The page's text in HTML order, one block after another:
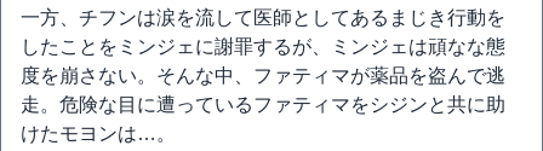
一方、チフンは涙を流して医師としてあるまじき行動を
したことをミンジェに謝罪するが、ミンジェは頑なな態
度を崩さない。そんな中、ファティマが薬品を盗んで逃
走。危険な目に遭っているファティマをシジンと共に助
けたモヨンは…。